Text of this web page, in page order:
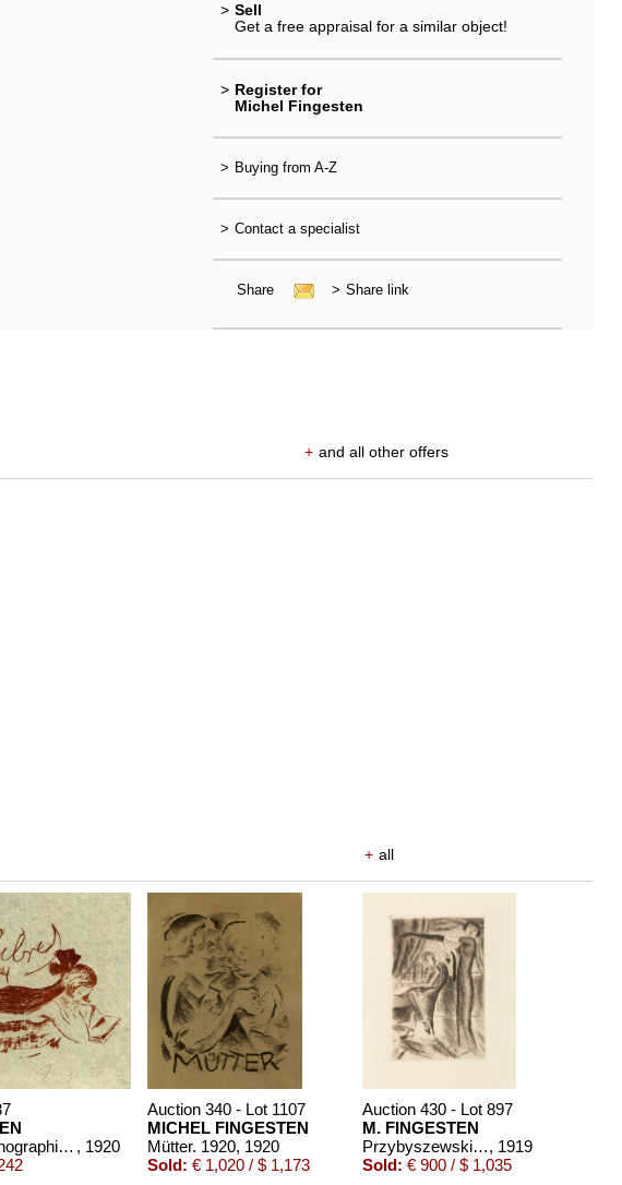
> Sell
Get a free appraisal for a similar object!
> Register for
Michel Fingesten
> Buying from A-Z
> Contact a specialist
Share > Share link
+ and all other offers
+ all
Exlibris, Original Lithographien., , 1920
Auction 340 - Lot 1107
MICHEL FINGESTEN
Mütter. 1920, 1920
Sold: € 1,020 / $ 1,173
Auction 430 - Lot 897
M. FINGESTEN
Przybyszewski, De profundis, 1919
Sold: € 900 / $ 1,035